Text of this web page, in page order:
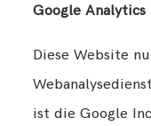
Google Analytics
Diese Website
ist die Google